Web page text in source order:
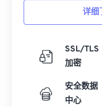
详细
SSL/TLS
加密
安全数据
中心